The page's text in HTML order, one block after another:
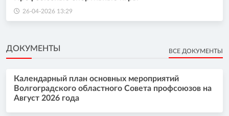
26-04-2026 13:29
ДОКУМЕНТЫ ВСЕ ДОКУМЕНТЫ
Календарный план основных мероприятий
Волгоградского областного Совета профсоюзов на
Август 2026 года